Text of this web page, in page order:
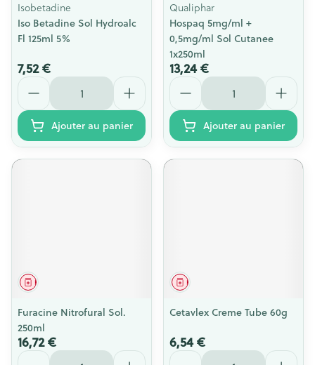
Isobetadine
Iso Betadine Sol Hydroalc
Fl 125ml 5%
7,52 €
Quantité
Ajouter au panier
Qualiphar
Hospaq 5mg/ml +
0,5mg/ml Sol Cutanee
1x250ml
13,24 €
Quantité
Ajouter au panier
Médicament
Furacine Nitrofural Sol.
250ml
16,72 €
Quantité
Médicament
Cetavlex Creme Tube 60g
6,54 €
Quantité